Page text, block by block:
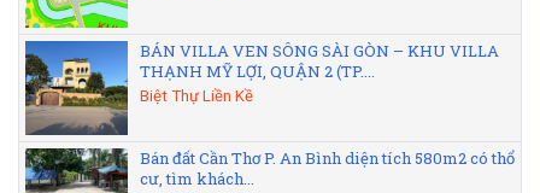
BÁN VILLA VEN SÔNG SÀI GÒN – KHU VILLA
THẠNH MỸ LỢI, QUẬN 2 (TP....
Biệt Thự Liền Kề
Bán đất Cần Thơ P. An Bình diện tích 580m2 có thổ
cư, tìm khách...